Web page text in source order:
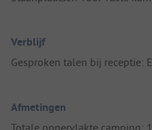
Verblijf
Gesproken talen bij receptie:
Afmetingen
Totale oppervlakte camping: